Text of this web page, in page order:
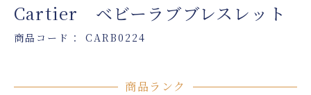
Cartier ベビーラブブレスレット
商品コード： CARB0224
商品ランク